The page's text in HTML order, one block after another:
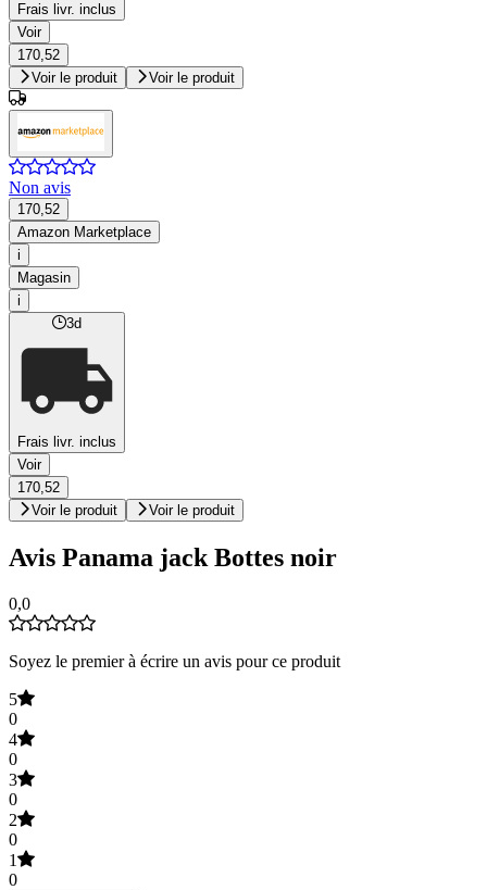
Frais livr. inclus
Voir
170,52
Voir le produit
Voir le produit
Non avis
170,52
Amazon Marketplace
i
Magasin
i
3d
Frais livr. inclus
Voir
170,52
Voir le produit
Voir le produit
Avis Panama jack Bottes noir
0,0
Soyez le premier à écrire un avis pour ce produit
5
0
4
0
3
0
2
0
1
0